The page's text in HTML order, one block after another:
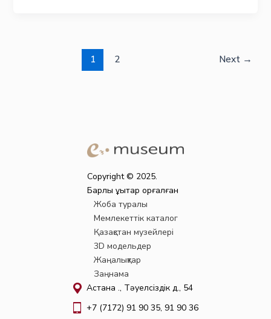
1 2 Next →
Copyright © 2025.
Барлық құқықтар қорғалған
Жоба туралы
Мемлекеттік каталог
Қазақстан музейлері
3D модельдер
Жаңалықтар
Заңнама
Астана қ., Тәуелсіздік д., 54
+7 (7172) 91 90 35, 91 90 36